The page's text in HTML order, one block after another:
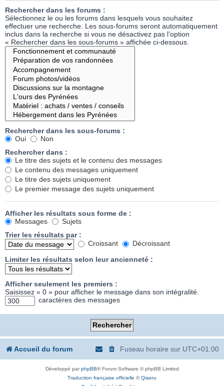
Rechercher dans les forums :
Sélectionnez le ou les forums dans lesquels vous souhaitez
effectuer une recherche. Les sous-forums seront automatiquement
inclus dans la recherche si vous ne désactivez pas l’option
« Rechercher dans les sous-forums » affichée ci-dessous.
Rechercher dans les sous-forums :
Oui
Non
Rechercher dans :
Le titre des sujets et le contenu des messages
Le contenu des messages uniquement
Le titre des sujets uniquement
Le premier message des sujets uniquement
Afficher les résultats sous forme de :
Messages
Sujets
Trier les résultats par :
Croissant
Décroissant
Limiter les résultats selon leur ancienneté :
Afficher seulement les premiers :
Saisissez « 0 » pour afficher le message dans son intégralité.
caractères des messages
Accueil du forum Fuseau horaire sur UTC+01:00
Développé parphpBB® Forum Software © phpBB Limited
Traduction française officielle ©Qiaeru